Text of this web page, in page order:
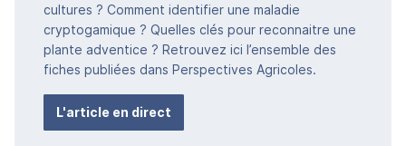
cultures ? Comment identifier une maladie
cryptogamique ? Quelles clés pour reconnaitre une
plante adventice ? Retrouvez ici l’ensemble des
fiches publiées dans Perspectives Agricoles.
L'article en direct